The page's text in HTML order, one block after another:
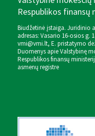
Respublikos finansų
Biudžetinė įstaiga. Juridinio
adresas: Vasario 16-osios g.
vmi@vmi.lt, E. pristatymo
Duomenys apie Valstybinę
Respublikos finansų
asmenų registre